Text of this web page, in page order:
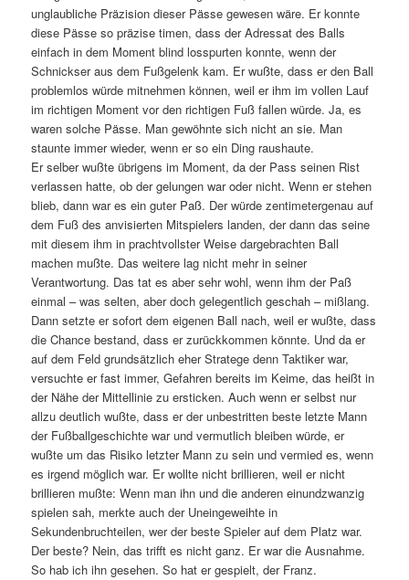
unglaubliche Präzision dieser Pässe gewesen wäre. Er konnte
diese Pässe so präzise timen, dass der Adressat des Balls
einfach in dem Moment blind losspurten konnte, wenn der
Schnickser aus dem Fußgelenk kam. Er wußte, dass er den Ball
problemlos würde mitnehmen können, weil er ihm im vollen Lauf
im richtigen Moment vor den richtigen Fuß fallen würde. Ja, es
waren solche Pässe. Man gewöhnte sich nicht an sie. Man
staunte immer wieder, wenn er so ein Ding raushaute.
Er selber wußte übrigens im Moment, da der Pass seinen Rist
verlassen hatte, ob der gelungen war oder nicht. Wenn er stehen
blieb, dann war es ein guter Paß. Der würde zentimetergenau auf
dem Fuß des anvisierten Mitspielers landen, der dann das seine
mit diesem ihm in prachtvollster Weise dargebrachten Ball
machen mußte. Das weitere lag nicht mehr in seiner
Verantwortung. Das tat es aber sehr wohl, wenn ihm der Paß
einmal – was selten, aber doch gelegentlich geschah – mißlang.
Dann setzte er sofort dem eigenen Ball nach, weil er wußte, dass
die Chance bestand, dass er zurückkommen könnte. Und da er
auf dem Feld grundsätzlich eher Stratege denn Taktiker war,
versuchte er fast immer, Gefahren bereits im Keime, das heißt in
der Nähe der Mittellinie zu ersticken. Auch wenn er selbst nur
allzu deutlich wußte, dass er der unbestritten beste letzte Mann
der Fußballgeschichte war und vermutlich bleiben würde, er
wußte um das Risiko letzter Mann zu sein und vermied es, wenn
es irgend möglich war. Er wollte nicht brillieren, weil er nicht
brillieren mußte: Wenn man ihn und die anderen einundzwanzig
spielen sah, merkte auch der Uneingeweihte in
Sekundenbruchteilen, wer der beste Spieler auf dem Platz war.
Der beste? Nein, das trifft es nicht ganz. Er war die Ausnahme.
So hab ich ihn gesehen. So hat er gespielt, der Franz.